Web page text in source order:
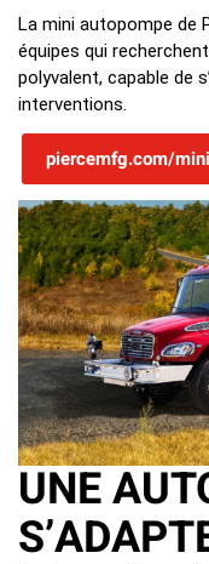
La mini autopompe de
équipes qui
polyvalent, capable de
interventions.
piercemfg.com/
UNE